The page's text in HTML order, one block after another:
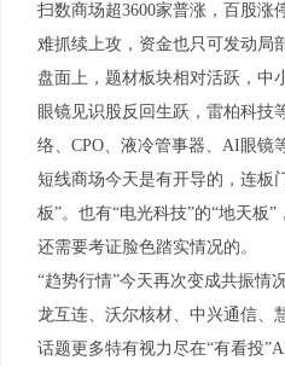
扫数商场超3600家普涨，百股
难抓续上攻，资金也只可发动局
盘面上，题材板块相对活跃，中
眼镜见识股反回生跃，雷柏科技
络、CPO、液冷管事器、AI眼镜
短线商场今天是有开导的，连板
板”。也有“电光科技”的“地天
还需要考证脸色踏实情况的。
“趋势行情”今天再次变成共振情
龙互连、沃尔核材、中兴通信、
话题更多特有视力尽在“有看投